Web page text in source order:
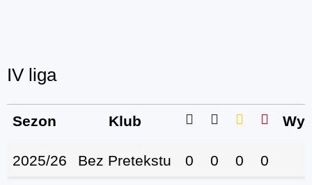
IV liga
Sezon Klub
2025/26 Bez Pretekstu 0 0 0 0